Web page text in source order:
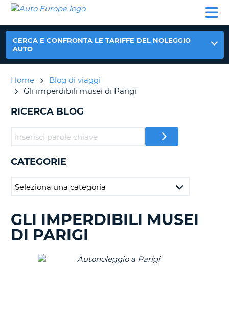
NOLEGGIO
NOLEGGIO
AUTO
EUROPE
NOLEGGIO
CAMPER
PARTNER
AIUTO
MIO
GESTISCI
ITALIA
CERCA E CONFRONTA LE TARIFFE DEL NOLEGGIO
AUTO
Home
Blog di viaggi
Gli imperdibili musei di Parigi
RICERCA BLOG
CATEGORIE
RICERCA
BLOG
IN
CORSO......
GLI IMPERDIBILI MUSEI
DI PARIGI